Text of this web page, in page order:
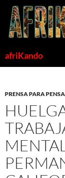
Saltar
contenido
afriKando
PRENSA PARA